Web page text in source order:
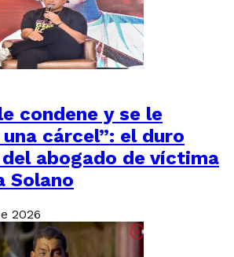
condene y se le
cárcel”: el duro
abogado de víctima
Solano
2026